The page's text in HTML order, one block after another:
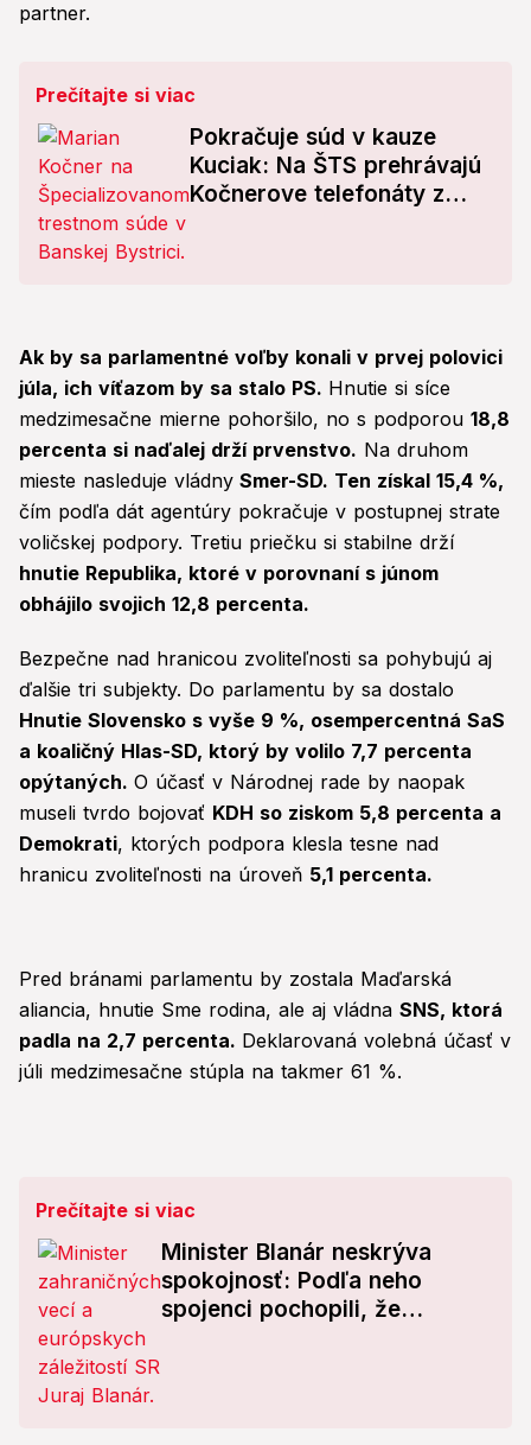
partner.
Prečítajte si viac
Pokračuje súd v kauze
Kuciak: Na ŠTS prehrávajú
Kočnerove telefonáty z
Ak by sa parlamentné voľby konali v prvej polovici
júla, ich víťazom by sa stalo PS. Hnutie si síce
medzimesačne mierne pohoršilo, no s podporou 18,8
percenta si naďalej drží prvenstvo. Na druhom
mieste nasleduje vládny Smer-SD. Ten získal 15,4 %,
čím podľa dát agentúry pokračuje v postupnej strate
voličskej podpory. Tretiu priečku si stabilne drží
hnutie Republika, ktoré v porovnaní s júnom
obhájilo svojich 12,8 percenta.
Bezpečne nad hranicou zvoliteľnosti sa pohybujú aj
ďalšie tri subjekty. Do parlamentu by sa dostalo
Hnutie Slovensko s vyše 9 %, osempercentná SaS
a koaličný Hlas-SD, ktorý by volilo 7,7 percenta
opýtaných. O účasť v Národnej rade by naopak
museli tvrdo bojovať KDH so ziskom 5,8 percenta a
Demokrati, ktorých podpora klesla tesne nad
hranicu zvoliteľnosti na úroveň 5,1 percenta.
Pred bránami parlamentu by zostala Maďarská
aliancia, hnutie Sme rodina, ale aj vládna SNS, ktorá
padla na 2,7 percenta. Deklarovaná volebná účasť v
júli medzimesačne stúpla na takmer 61 %.
Prečítajte si viac
Minister Blanár neskrýva
spokojnosť: Podľa neho
spojenci pochopili, že